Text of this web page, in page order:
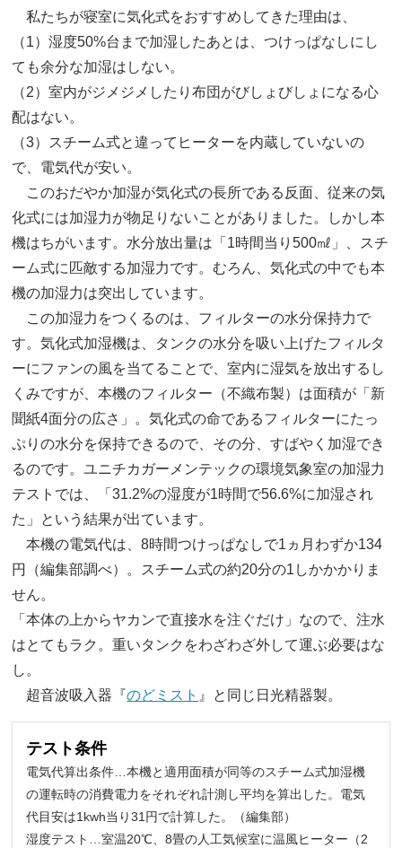
私たちが寝室に気化式をおすすめしてきた理由は、
（1）湿度50%台まで加湿したあとは、つけっぱなしにし
ても余分な加湿はしない。
（2）室内がジメジメしたり布団がびしょびしょになる心
配はない。
（3）スチーム式と違ってヒーターを内蔵していないの
で、電気代が安い。
このおだやか加湿が気化式の長所である反面、従来の気
化式には加湿力が物足りないことがありました。しかし本
機はちがいます。水分放出量は「1時間当り500㎖」、スチ
ーム式に匹敵する加湿力です。むろん、気化式の中でも本
機の加湿力は突出しています。
この加湿力をつくるのは、フィルターの水分保持力で
す。気化式加湿機は、タンクの水分を吸い上げたフィルタ
ーにファンの風を当てることで、室内に湿気を放出するし
くみですが、本機のフィルター（不織布製）は面積が「新
聞紙4面分の広さ」。気化式の命であるフィルターにたっ
ぷりの水分を保持できるので、その分、すばやく加湿でき
るのです。ユニチカガーメンテックの環境気象室の加湿力
テストでは、「31.2%の湿度が1時間で56.6%に加湿され
た」という結果が出ています。
本機の電気代は、8時間つけっぱなしで1ヵ月わずか134
円（編集部調べ）。スチーム式の約20分の1しかかかりま
せん。
「本体の上からヤカンで直接水を注ぐだけ」なので、注水
はとてもラク。重いタンクをわざわざ外して運ぶ必要はな
し。
超音波吸入器『のどミスト 』と同じ日光精器製。
テスト条件
電気代算出条件…本機と適用面積が同等のスチーム式加湿機
の運転時の消費電力をそれぞれ計測し平均を算出した。電気
代目安は1kwh当り31円で計算した。（編集部）
湿度テスト…室温20℃、8畳の人工気候室に温風ヒーター（2